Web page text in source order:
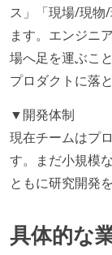
ス」「現場/現物
ます。エンジニ
場へ足を運ぶこ
プロダクトに落
▼開発体制
現在チームはプ
す。まだ小規模
ともに研究開発
具体的な